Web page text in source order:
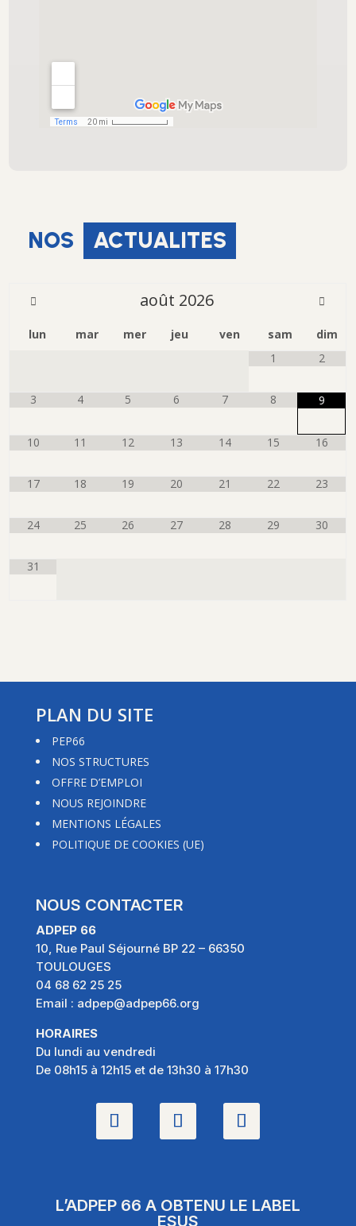
NOS ACTUALITES
août 2026
lun mar mer jeu ven sam
dim
1
2
3 4 5 6 7 8 9
10 11 12 13 14 15 16
17 18 19 20 21 22 23
24 25 26 27 28 29 30
31
PLAN DU SITE
PEP66
NOS STRUCTURES
OFFRE D’EMPLOI
NOUS REJOINDRE
MENTIONS LÉGALES
POLITIQUE DE COOKIES (UE)
NOUS CONTACTER
ADPEP 66
10, Rue Paul Séjourné BP 22 – 66350
TOULOUGES
04 68 62 25 25
Email : adpep@adpep66.org
HORAIRES
Du lundi au vendredi
De 08h15 à 12h15 et de 13h30 à 17h30
L’ADPEP 66 A OBTENU LE LABEL
ESUS